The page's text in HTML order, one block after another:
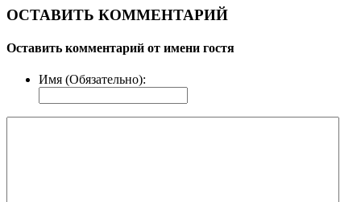
ОСТАВИТЬ КОММЕНТАРИЙ
Оставить комментарий от имени гостя
Имя (Обязательно):